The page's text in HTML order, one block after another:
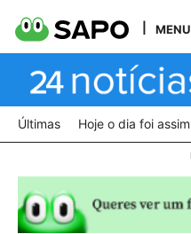
MENU
Últimas Hoje o dia foi assim